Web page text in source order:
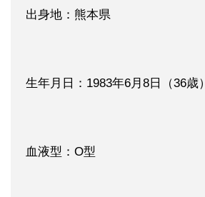
出身地：熊本県
生年月日：1983年6月8日（36歳）
血液型：O型